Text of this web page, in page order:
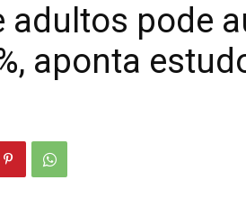
adultos pode
aponta